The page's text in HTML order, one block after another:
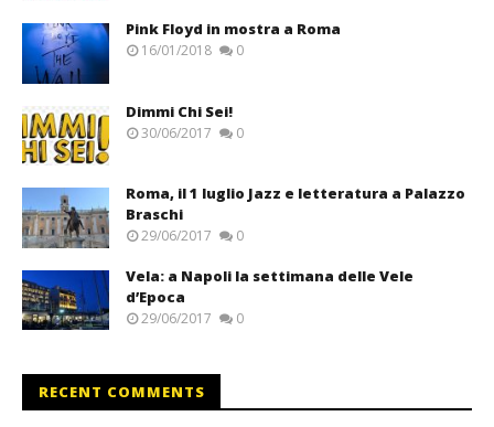
Pink Floyd in mostra a Roma
16/01/2018 0
Dimmi Chi Sei!
30/06/2017 0
Roma, il 1 luglio Jazz e letteratura a Palazzo
Braschi
29/06/2017 0
Vela: a Napoli la settimana delle Vele
d’Epoca
29/06/2017 0
RECENT COMMENTS